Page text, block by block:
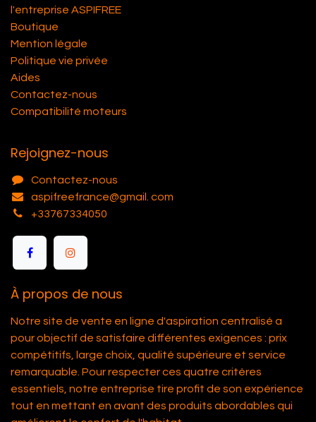
l'entreprise ASPIFREE
Boutique
Mention légale
Politique vie privée
Aides
Contactez-nous
Compatibilité moteurs
Rejoignez-nous
Contactez-nous
aspifreefrance@gmail. com
+33767334050
À propos de nous
Notre site de vente en ligne d'aspiration centralisé a
pour objectif de satisfaire différentes exigences : prix
compétitifs, large choix, qualité supérieure et service
remarquable. Pour respecter ces quatre critères
essentiels, notre entreprise tire profit de son expérience
tout en mettant en avant des produits abordables qui